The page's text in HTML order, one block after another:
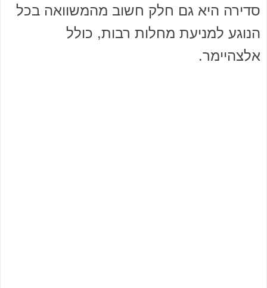
סדירה היא גם חלק חשוב מהמשוואה בכל
הנוגע למניעת מחלות רבות, כולל
אלצהיימר.